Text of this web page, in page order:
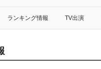
ランキング情報 TV出演